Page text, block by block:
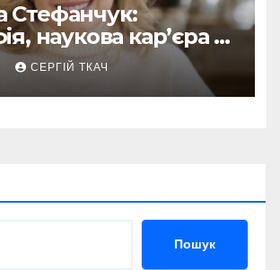
Стефанчук:
наукова кар’єра та
СЕРГІЙ ТКАЧ
Пошук